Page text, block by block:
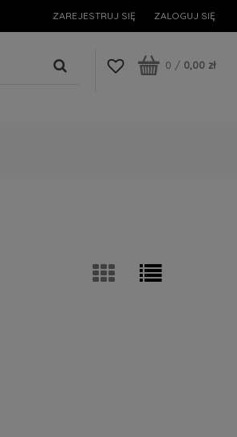
ZAREJESTRUJ SIĘ ZALOGUJ SIĘ
0 / 0,00 zł